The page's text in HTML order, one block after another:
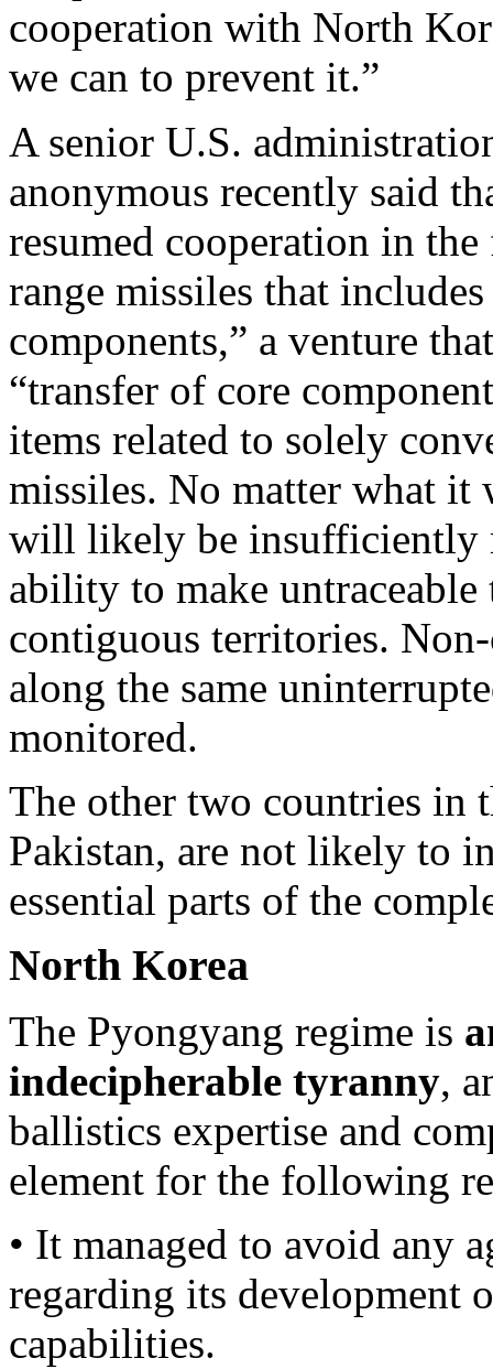
cooperation with North
we can to prevent it.”
A senior U.S.
anonymous recently said
resumed cooperation in
range missiles that
components,” a venture
“transfer of core
items related to solely
missiles. No matter what
will likely be insufficiently
ability to make untraceable
contiguous territories.
along the same
monitored.
The other two countries in
Pakistan, are not likely to
essential parts of the
North Korea
The Pyongyang regime is
indecipherable tyranny,
ballistics expertise and
element for the following
• It managed to avoid any
regarding its development
capabilities.